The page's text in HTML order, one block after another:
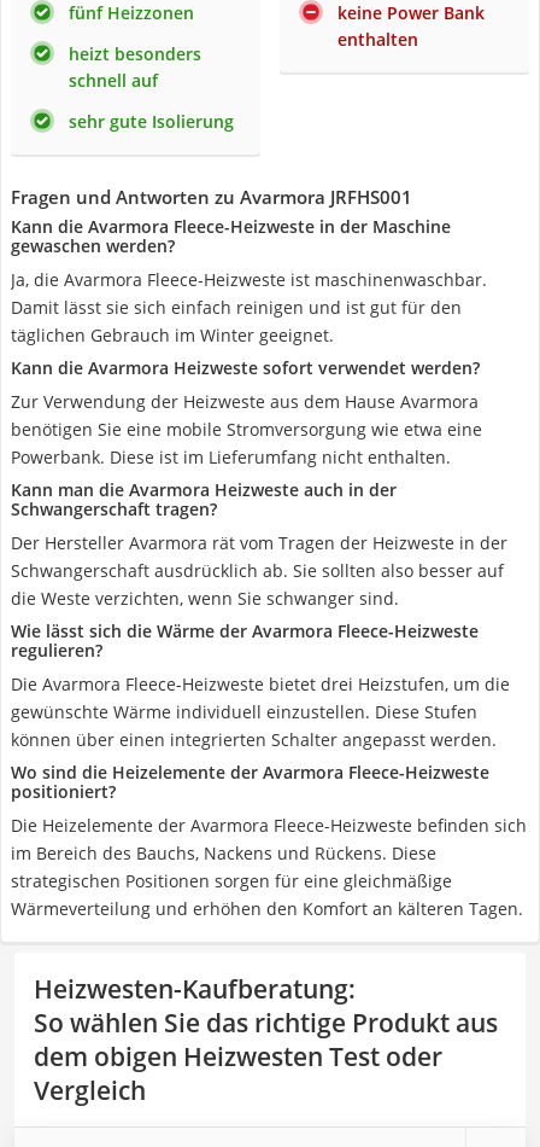
fünf Heizzonen
heizt besonders
schnell auf
sehr gute Isolierung
keine Power Bank
enthalten
Fragen und Antworten zu Avarmora JRFHS001
Kann die Avarmora Fleece-Heizweste in der Maschine
gewaschen werden?
Ja, die Avarmora Fleece-Heizweste ist maschinenwaschbar.
Damit lässt sie sich einfach reinigen und ist gut für den
täglichen Gebrauch im Winter geeignet.
Kann die Avarmora Heizweste sofort verwendet werden?
Zur Verwendung der Heizweste aus dem Hause Avarmora
benötigen Sie eine mobile Stromversorgung wie etwa eine
Powerbank. Diese ist im Lieferumfang nicht enthalten.
Kann man die Avarmora Heizweste auch in der
Schwangerschaft tragen?
Der Hersteller Avarmora rät vom Tragen der Heizweste in der
Schwangerschaft ausdrücklich ab. Sie sollten also besser auf
die Weste verzichten, wenn Sie schwanger sind.
Wie lässt sich die Wärme der Avarmora Fleece-Heizweste
regulieren?
Die Avarmora Fleece-Heizweste bietet drei Heizstufen, um die
gewünschte Wärme individuell einzustellen. Diese Stufen
können über einen integrierten Schalter angepasst werden.
Wo sind die Heizelemente der Avarmora Fleece-Heizweste
positioniert?
Die Heizelemente der Avarmora Fleece-Heizweste befinden sich
im Bereich des Bauchs, Nackens und Rückens. Diese
strategischen Positionen sorgen für eine gleichmäßige
Wärmeverteilung und erhöhen den Komfort an kälteren Tagen.
Heizwesten-Kaufberatung:
So wählen Sie das richtige Produkt aus
dem obigen Heizwesten Test oder
Vergleich